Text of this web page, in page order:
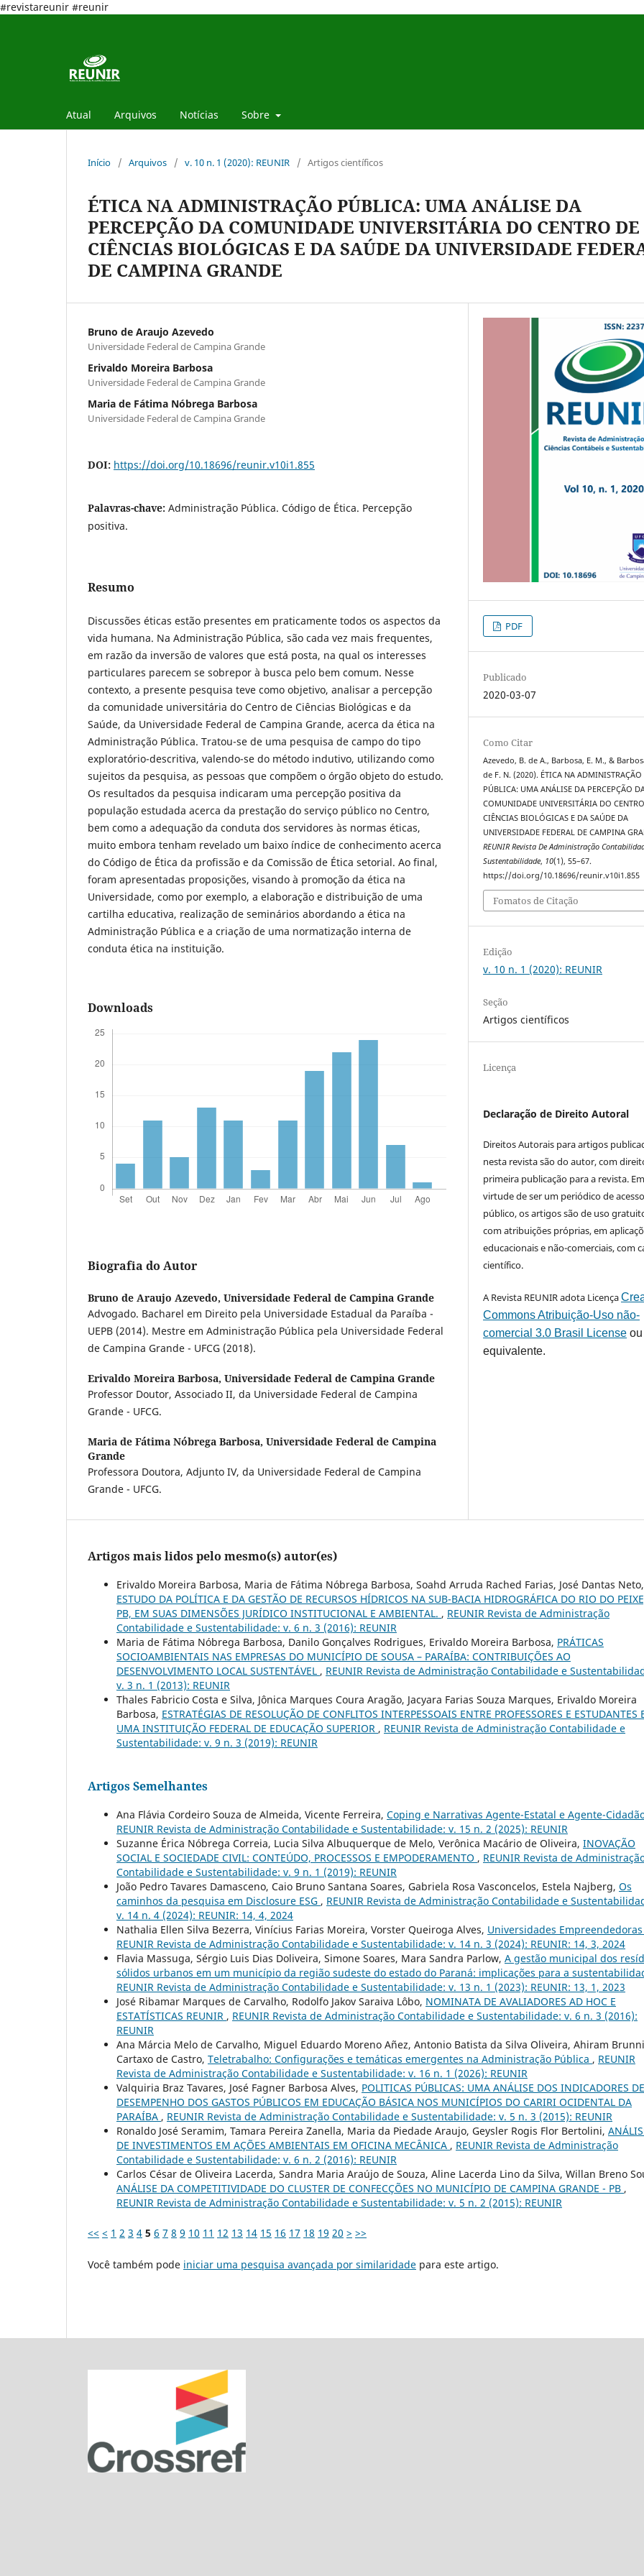
#revistareunir #reunir
Atual Arquivos Notícias Sobre
Início / Arquivos / v. 10 n. 1 (2020): REUNIR / Artigos científicos
ÉTICA NA ADMINISTRAÇÃO PÚBLICA: UMA ANÁLISE DA
PERCEPÇÃO DA COMUNIDADE UNIVERSITÁRIA DO CENTRO DE
CIÊNCIAS BIOLÓGICAS E DA SAÚDE DA UNIVERSIDADE
DE CAMPINA GRANDE
Bruno de Araujo Azevedo
Universidade Federal de Campina Grande
Erivaldo Moreira Barbosa
Universidade Federal de Campina Grande
Maria de Fátima Nóbrega Barbosa
Universidade Federal de Campina Grande
DOI: https://doi.org/10.18696/reunir.v10i1.855
Palavras-chave: Administração Pública. Código de Ética. Percepção
positiva.
Resumo
Discussões éticas estão presentes em praticamente todos os aspectos da
vida humana. Na Administração Pública, são cada vez mais frequentes,
em razão da inversão de valores que está posta, na qual os interesses
particulares parecem se sobrepor à busca pelo bem comum. Nesse
contexto, a presente pesquisa teve como objetivo, analisar a percepção
da comunidade universitária do Centro de Ciências Biológicas e da
Saúde, da Universidade Federal de Campina Grande, acerca da ética na
Administração Pública. Tratou-se de uma pesquisa de campo do tipo
exploratório-descritiva, valendo-se do método indutivo, utilizando como
sujeitos da pesquisa, as pessoas que compõem o órgão objeto do estudo.
Os resultados da pesquisa indicaram uma percepção positiva da
população estudada acerca da prestação do serviço público no Centro,
bem como a adequação da conduta dos servidores às normas éticas,
muito embora tenham revelado um baixo índice de conhecimento acerca
do Código de Ética da profissão e da Comissão de Ética setorial. Ao final,
foram apresentadas proposições, visando à promoção da ética na
Universidade, como por exemplo, a elaboração e distribuição de uma
cartilha educativa, realização de seminários abordando a ética na
Administração Pública e a criação de uma normatização interna de
conduta ética na instituição.
Downloads
Biografia do Autor
Bruno de Araujo Azevedo, Universidade Federal de Campina Grande
Advogado. Bacharel em Direito pela Universidade Estadual da Paraíba -
UEPB (2014). Mestre em Administração Pública pela Universidade Federal
de Campina Grande - UFCG (2018).
Erivaldo Moreira Barbosa, Universidade Federal de Campina Grande
Professor Doutor, Associado II, da Universidade Federal de Campina
Grande - UFCG.
Maria de Fátima Nóbrega Barbosa, Universidade Federal de Campina
Grande
Professora Doutora, Adjunto IV, da Universidade Federal de Campina
Grande - UFCG.
PDF
Publicado
2020-03-07
Como Citar
Azevedo, B. de A., Barbosa, E. M., &
de F. N. (2020). ÉTICA NA ADMINISTRAÇÃO
PÚBLICA: UMA ANÁLISE DA PERCEPÇÃO
COMUNIDADE UNIVERSITÁRIA DO
CIÊNCIAS BIOLÓGICAS E DA SAÚDE DA
UNIVERSIDADE FEDERAL DE CAMPINA
REUNIR Revista De Administração
Sustentabilidade, 10(1), 55–67.
https://doi.org/10.18696/reunir.v10i1.855
Fomatos de Citação
Edição
v. 10 n. 1 (2020): REUNIR
Seção
Artigos científicos
Licença
Declaração de Direito Autoral
Direitos Autorais para artigos
nesta revista são do autor, com
primeira publicação para a revista. Em
virtude de ser um periódico de acesso
público, os artigos são de uso
com atribuições próprias, em
educacionais e não-comerciais, com
científico.
A Revista REUNIR adota Licença
Commons Atribuição-Uso não-
comercial 3.0 Brasil License
equivalente.
Artigos mais lidos pelo mesmo(s) autor(es)
Erivaldo Moreira Barbosa, Maria de Fátima Nóbrega Barbosa, Soahd Arruda Rached Farias, José Dantas Neto,
ESTUDO DA POLÍTICA E DA GESTÃO DE RECURSOS HÍDRICOS NA SUB-BACIA HIDROGRÁFICA DO RIO DO
PB, EM SUAS DIMENSÕES JURÍDICO INSTITUCIONAL E AMBIENTAL. , REUNIR Revista de Administração
Contabilidade e Sustentabilidade: v. 6 n. 3 (2016): REUNIR
Maria de Fátima Nóbrega Barbosa, Danilo Gonçalves Rodrigues, Erivaldo Moreira Barbosa, PRÁTICAS
SOCIOAMBIENTAIS NAS EMPRESAS DO MUNICÍPIO DE SOUSA – PARAÍBA: CONTRIBUIÇÕES AO
DESENVOLVIMENTO LOCAL SUSTENTÁVEL , REUNIR Revista de Administração Contabilidade e
v. 3 n. 1 (2013): REUNIR
Thales Fabricio Costa e Silva, Jônica Marques Coura Aragão, Jacyara Farias Souza Marques, Erivaldo Moreira
Barbosa, ESTRATÉGIAS DE RESOLUÇÃO DE CONFLITOS INTERPESSOAIS ENTRE PROFESSORES E ESTUDANTES
UMA INSTITUIÇÃO FEDERAL DE EDUCAÇÃO SUPERIOR , REUNIR Revista de Administração Contabilidade e
Sustentabilidade: v. 9 n. 3 (2019): REUNIR
Artigos Semelhantes
Ana Flávia Cordeiro Souza de Almeida, Vicente Ferreira, Coping e Narrativas Agente-Estatal e Agente-
REUNIR Revista de Administração Contabilidade e Sustentabilidade: v. 15 n. 2 (2025): REUNIR
Suzanne Érica Nóbrega Correia, Lucia Silva Albuquerque de Melo, Verônica Macário de Oliveira, INOVAÇÃO
SOCIAL E SOCIEDADE CIVIL: CONTEÚDO, PROCESSOS E EMPODERAMENTO , REUNIR Revista de
Contabilidade e Sustentabilidade: v. 9 n. 1 (2019): REUNIR
João Pedro Tavares Damasceno, Caio Bruno Santana Soares, Gabriela Rosa Vasconcelos, Estela Najberg, Os
caminhos da pesquisa em Disclosure ESG , REUNIR Revista de Administração Contabilidade e
v. 14 n. 4 (2024): REUNIR: 14, 4, 2024
Nathalia Ellen Silva Bezerra, Vinícius Farias Moreira, Vorster Queiroga Alves, Universidades Empreendedoras
REUNIR Revista de Administração Contabilidade e Sustentabilidade: v. 14 n. 3 (2024): REUNIR: 14, 3, 2024
Flavia Massuga, Sérgio Luis Dias Doliveira, Simone Soares, Mara Sandra Parlow, A gestão municipal dos
sólidos urbanos em um município da região sudeste do estado do Paraná: implicações para a
REUNIR Revista de Administração Contabilidade e Sustentabilidade: v. 13 n. 1 (2023): REUNIR: 13, 1, 2023
José Ribamar Marques de Carvalho, Rodolfo Jakov Saraiva Lôbo, NOMINATA DE AVALIADORES AD HOC E
ESTATÍSTICAS REUNIR , REUNIR Revista de Administração Contabilidade e Sustentabilidade: v. 6 n. 3 (2016):
REUNIR
Ana Márcia Melo de Carvalho, Miguel Eduardo Moreno Añez, Antonio Batista da Silva Oliveira, Ahiram Brunni
Cartaxo de Castro, Teletrabalho: Configurações e temáticas emergentes na Administração Pública , REUNIR
Revista de Administração Contabilidade e Sustentabilidade: v. 16 n. 1 (2026): REUNIR
Valquiria Braz Tavares, José Fagner Barbosa Alves, POLITICAS PÚBLICAS: UMA ANÁLISE DOS INDICADORES DE
DESEMPENHO DOS GASTOS PÚBLICOS EM EDUCAÇÃO BÁSICA NOS MUNICÍPIOS DO CARIRI OCIDENTAL DA
PARAÍBA , REUNIR Revista de Administração Contabilidade e Sustentabilidade: v. 5 n. 3 (2015): REUNIR
Ronaldo José Seramim, Tamara Pereira Zanella, Maria da Piedade Araujo, Geysler Rogis Flor Bertolini,
DE INVESTIMENTOS EM AÇÕES AMBIENTAIS EM OFICINA MECÂNICA , REUNIR Revista de Administração
Contabilidade e Sustentabilidade: v. 6 n. 2 (2016): REUNIR
Carlos César de Oliveira Lacerda, Sandra Maria Araújo de Souza, Aline Lacerda Lino da Silva, Willan Breno
ANÁLISE DA COMPETITIVIDADE DO CLUSTER DE CONFECÇÕES NO MUNICÍPIO DE CAMPINA GRANDE - PB ,
REUNIR Revista de Administração Contabilidade e Sustentabilidade: v. 5 n. 2 (2015): REUNIR
<< < 1 2 3 4 5 6 7 8 9 10 11 12 13 14 15 16 17 18 19 20 > >>
Você também pode iniciar uma pesquisa avançada por similaridade para este artigo.